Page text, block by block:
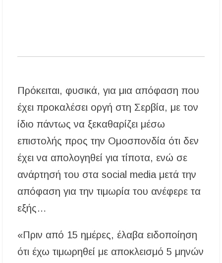
Πρόκειται, φυσικά, για μια απόφαση που
έχει προκαλέσει οργή στη Σερβία, με τον
ίδιο πάντως να ξεκαθαρίζει μέσω
επιστολής προς την Ομοσπονδία ότι δεν
έχει να απολογηθεί για τίποτα, ενώ σε
ανάρτησή του στα social media μετά την
απόφαση για την τιμωρία του ανέφερε τα
εξής…
«Πριν από 15 ημέρες, έλαβα ειδοποίηση
ότι έχω τιμωρηθεί με αποκλεισμό 5 μηνών